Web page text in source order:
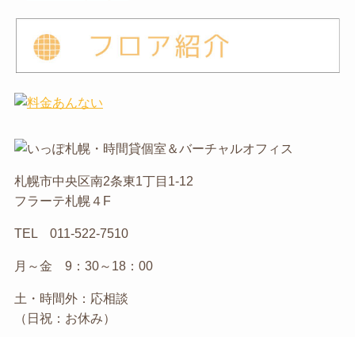
札幌市中央区南2条東1丁目1-12
フラーテ札幌４F
TEL 011-522-7510
月～金 9：30～18：00
土・時間外：応相談
（日祝：お休み）